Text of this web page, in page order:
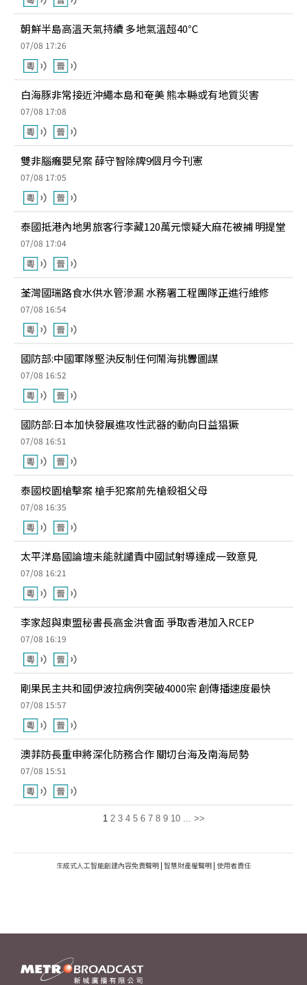
朝鮮半島高溫天氣持續 多地氣溫超40℃
07/08 17:26
白海豚非常接近沖繩本島和奄美 熊本縣或有地質災害
07/08 17:08
雙非腦癱嬰兒案 薛守智除牌9個月今刊憲
07/08 17:05
泰國抵港內地男旅客行李藏120萬元懷疑大麻花被捕 明提堂
07/08 17:04
荃灣國瑞路食水供水管滲漏 水務署工程團隊正進行維修
07/08 16:54
國防部:中國軍隊堅決反制任何鬧海挑釁圖謀
07/08 16:52
國防部:日本加快發展進攻性武器的動向日益猖獗
07/08 16:51
泰國校園槍擊案 槍手犯案前先槍殺祖父母
07/08 16:35
太平洋島國論壇未能就譴責中國試射導達成一致意見
07/08 16:21
李家超與東盟秘書長高金洪會面 爭取香港加入RCEP
07/08 16:19
剛果民主共和國伊波拉病例突破4000宗 創傳播速度最快
07/08 15:57
澳菲防長重申將深化防務合作 關切台海及南海局勢
07/08 15:51
1 2 3 4 5 6 7 8 9 10 ... >>
生成式人工智能創建內容免責聲明 | 智慧財產權聲明 | 使用者責任